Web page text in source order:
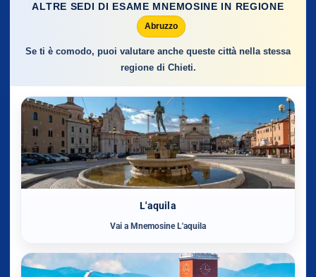
ALTRE SEDI DI ESAME MNEMOSINE IN REGIONE
Abruzzo
Se ti è comodo, puoi valutare anche queste città nella stessa
regione di Chieti.
L'aquila
Vai a Mnemosine L'aquila